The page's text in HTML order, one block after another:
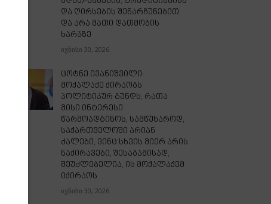
და ღირსების შენარჩუნებით
და არა მათი დათმობის
ხარჯზე
ივნისი 30, 2026
ცოტნე ივანიშვილი:
მოქალაქე ქირაობს
პოლიტიკურ გუნდს, რათა
მისი ინტერესი
წარმოადგინოს, სამწუხაროდ,
საქართველოში არიან
ძალები, ვინც სხვის მიერ არის
ნაქირავები, შესაბამისად,
შეუძლებელია, ის მოქალაქემ
იქირაოს
ივნისი 30, 2026